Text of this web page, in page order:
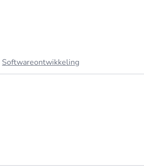
Softwareontwikkeling